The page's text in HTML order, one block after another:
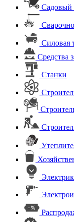
Садовый
Силовая
Средства
Станки